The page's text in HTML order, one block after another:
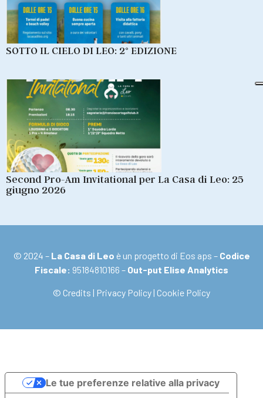
SOTTO IL CIELO DI LEO: 2° EDIZIONE
Second Pro-Am Invitational per La Casa di Leo: 25
giugno 2026
© 2024 – La Casa di Leo è un progetto di Eos aps – Codice
Fiscale: 95184810166 – Out-put Elise Analytics
© Credits | Privacy Policy | Cookie Policy
Le tue preferenze relative alla privacy